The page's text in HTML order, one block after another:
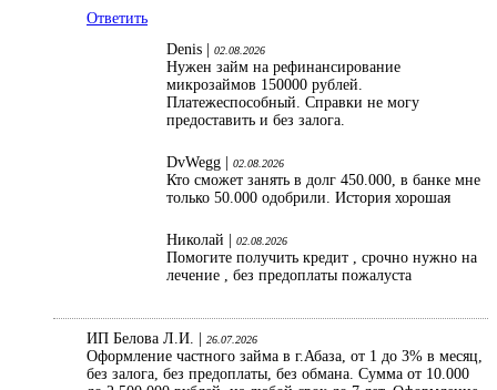
Ответить
Denis |
02.08.2026
Нужен займ на рефинансирование
микрозаймов 150000 рублей.
Платежеспособный. Справки не могу
предоставить и без залога.
DvWegg | 02.08.2026
Кто сможет занять в долг 450.000, в банке мне
только 50.000 одобрили. История хорошая
Николай | 02.08.2026
Помогите получить кредит , срочно нужно на
лечение , без предоплаты пожалуста
ИП Белова Л.И. | 26.07.2026
Оформление частного займа в г.Абаза, от 1 до 3% в месяц,
без залога, без предоплаты, без обмана. Сумма от 10.000